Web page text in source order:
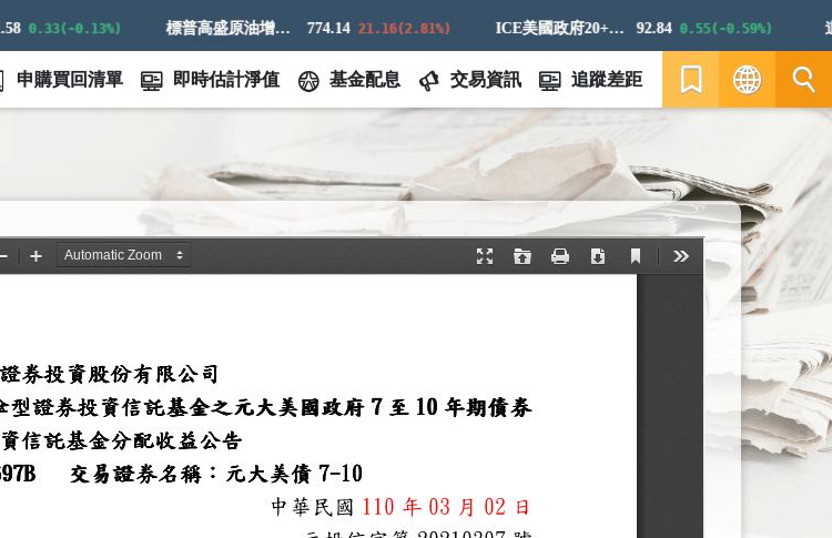
0.33(-0.13%) 標普高盛原油增強超額回報指數 774.14 21.16(2.81%) ICE美國政府20+年期債券指數 92.84 0.55(-0.59%) 道
申購買回清單 即時估計淨值 基金配息 交易資訊 追蹤差距
EN